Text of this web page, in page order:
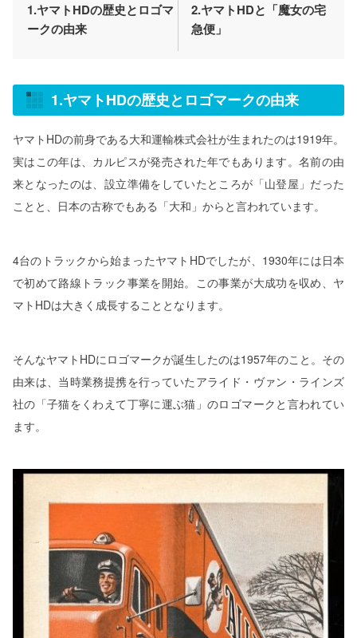
1.ヤマトHDの歴史とロゴマ
ークの由来
2.ヤマトHDと「魔女の宅
急便」
1.ヤマトHDの歴史とロゴマークの由来
ヤマトHDの前身である大和運輸株式会社が生まれたのは1919年。
実はこの年は、カルピスが発売された年でもあります。名前の由
来となったのは、設立準備をしていたところが「山登屋」だった
ことと、日本の古称でもある「大和」からと言われています。
4台のトラックから始まったヤマトHDでしたが、1930年には日本
で初めて路線トラック事業を開始。この事業が大成功を収め、ヤ
マトHDは大きく成長することとなります。
そんなヤマトHDにロゴマークが誕生したのは1957年のこと。その
由来は、当時業務提携を行っていたアライド・ヴァン・ラインズ
社の「子猫をくわえて丁寧に運ぶ猫」のロゴマークと言われてい
ます。